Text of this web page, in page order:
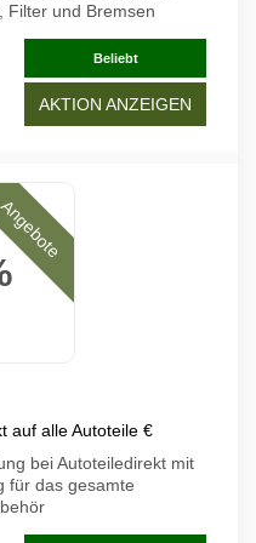
Filter und Bremsen
Beliebt
AKTION ANZEIGEN
auf alle Autoteile €
bei Autoteiledirekt mit
für das gesamte